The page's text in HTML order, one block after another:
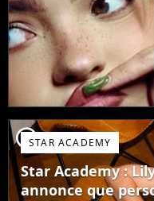
player2STAR ACADEMY
Star Academy :
annonce que